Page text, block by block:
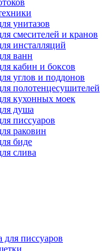
унитазов
смесителей и кранов
инсталляций
ванн
кабин и боксов
углов и поддонов
полотенцесушителей
кухонных моек
душа
писсуаров
раковин
биде
слива
писсуаров